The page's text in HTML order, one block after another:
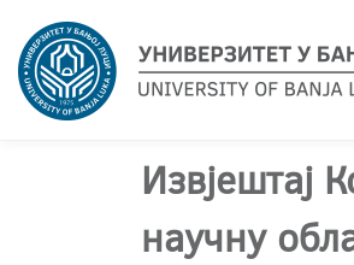
Извјештај
научну